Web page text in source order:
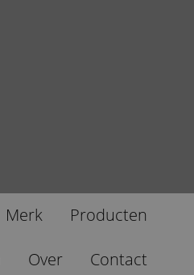
Merk Producten
Over Contact